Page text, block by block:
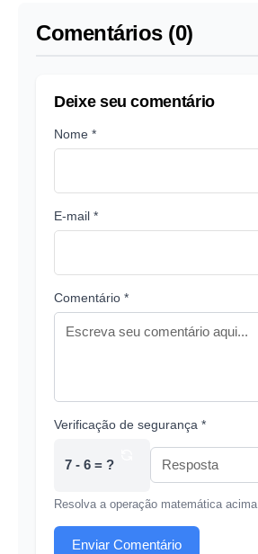
Comentários (0)
Deixe seu comentário
Nome *
E-mail *
Comentário *
Verificação de segurança *
7 - 6 = ?
Resolva a operação matemática acima
Enviar Comentário